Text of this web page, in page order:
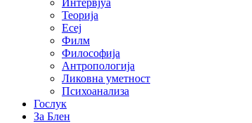
Интервјуа
Теорија
Есеј
Филм
Философија
Антропологија
Ликовна уметност
Психоанализа
Гослук
За Блен